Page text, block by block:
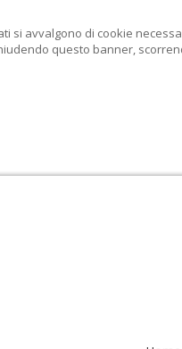
si avvalgono di cookie
questo banner,